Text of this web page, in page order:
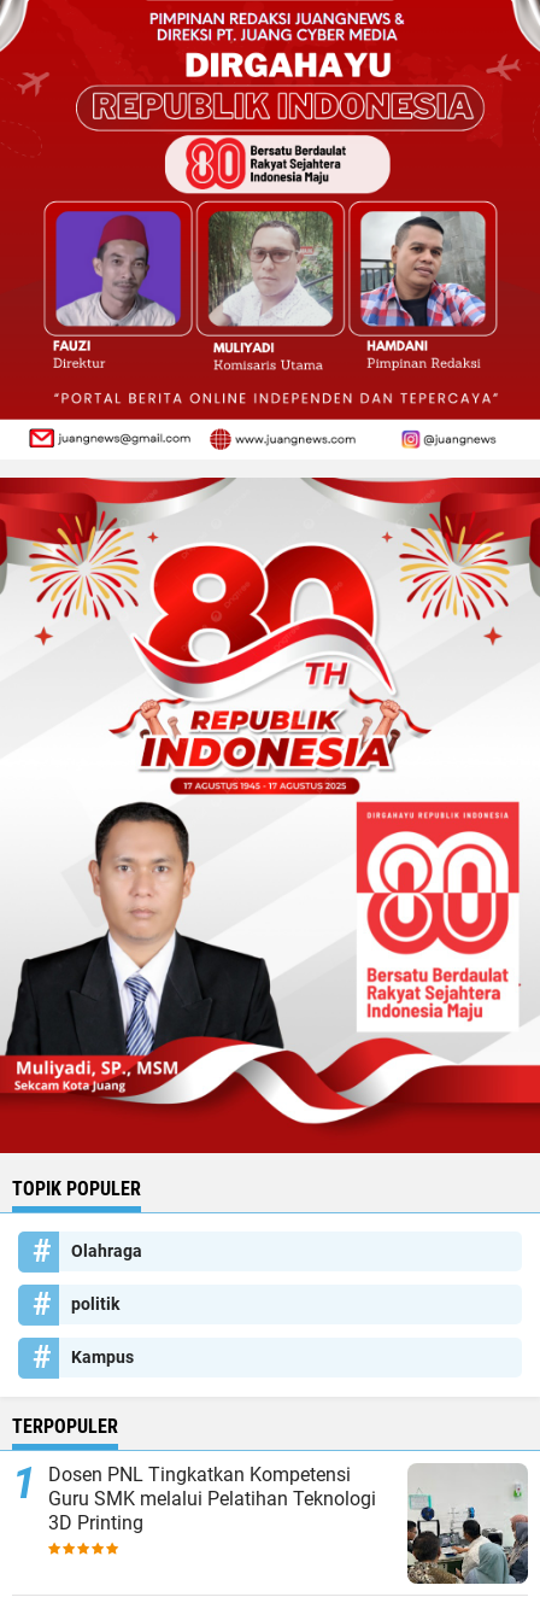
TOPIK POPULER
Olahraga
politik
Kampus
TERPOPULER
Dosen PNL Tingkatkan Kompetensi
Guru SMK melalui Pelatihan Teknologi
3D Printing